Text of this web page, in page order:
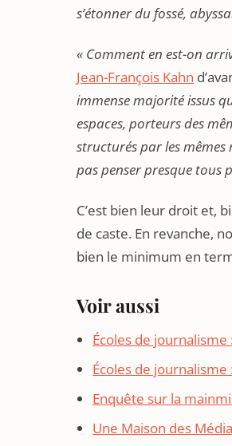
s’étonner du fossé,
« Comment en est-on
Jean-François Kahn
immense majorité issus
espaces, porteurs des
structurés par les
pas penser presque tous
C’est bien leur droit et,
de caste. En revanche,
bien le minimum en
Voir aussi
Écoles de
Écoles de journalisme
Enquête sur la
Une Maison des